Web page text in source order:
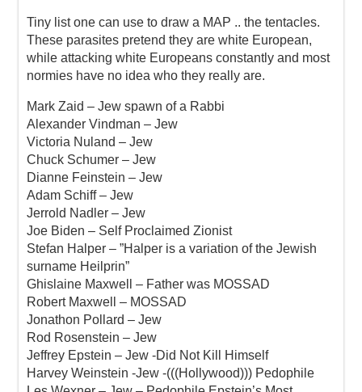
Tiny list one can use to draw a MAP .. the tentacles.
These parasites pretend they are white European,
while attacking white Europeans constantly and most
normies have no idea who they really are.
Mark Zaid – Jew spawn of a Rabbi
Alexander Vindman – Jew
Victoria Nuland – Jew
Chuck Schumer – Jew
Dianne Feinstein – Jew
Adam Schiff – Jew
Jerrold Nadler – Jew
Joe Biden – Self Proclaimed Zionist
Stefan Halper – ”Halper is a variation of the Jewish
surname Heilprin”
Ghislaine Maxwell – Father was MOSSAD
Robert Maxwell – MOSSAD
Jonathon Pollard – Jew
Rod Rosenstein – Jew
Jeffrey Epstein – Jew -Did Not Kill Himself
Harvey Weinstein -Jew -(((Hollywood))) Pedophile